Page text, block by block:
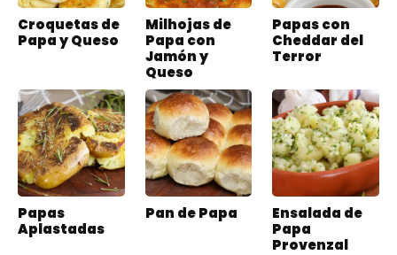
Croquetas de
Papa y Queso
Milhojas de
Papa con
Jamón y
Queso
Papas con
Cheddar del
Terror
Papas
Aplastadas
Pan de Papa
Ensalada de
Papa
Provenzal